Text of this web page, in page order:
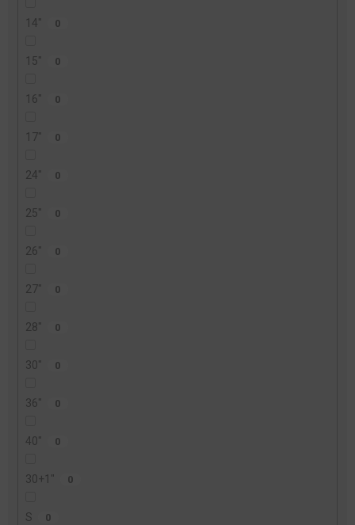
14" 0
15" 0
16" 0
17" 0
24" 0
25" 0
26" 0
27" 0
28" 0
30" 0
36" 0
40" 0
30+1" 0
S 0